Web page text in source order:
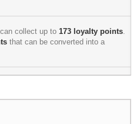
collect up to 173 loyalty points.
that can be converted into a